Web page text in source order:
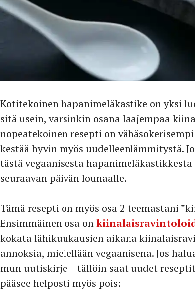
Kotitekoinen hapanimeläkastike on yksi
sitä usein, varsinkin osana laajempaa
nopeatekoinen resepti on
kestää hyvin myös uudelleenlämmitystä.
tästä vegaanisesta
seuraavan päivän lounaalle.
Tämä resepti on myös osa 2 teemastani
Ensimmäinen osa on
kokata lähikuukausien aikana
annoksia, mielellään vegaanisena. Jos
mun uutiskirje – tällöin saat uudet
pääsee helposti myös pois: